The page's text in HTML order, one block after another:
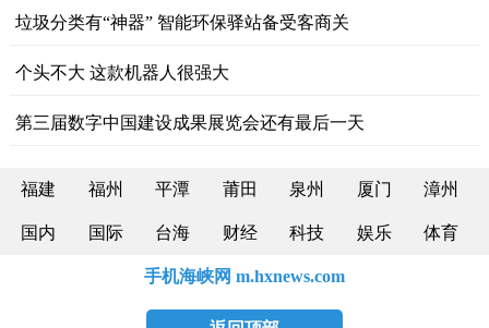
垃圾分类有“神器” 智能环保驿站备受客商关
个头不大 这款机器人很强大
第三届数字中国建设成果展览会还有最后一天
福建 福州 平潭 莆田 泉州 厦门 漳州
国内 国际 台海 财经 科技 娱乐 体育
手机海峡网 m.hxnews.com